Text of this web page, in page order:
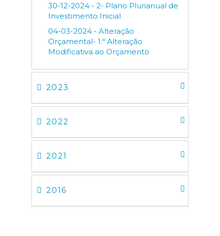
30-12-2024 - 2- Plano Plurianual de
Investimento Inicial
04-03-2024 - Alteração
Orçamental- 1.ª Alteração
Modificativa ao Orçamento
2023
2022
2021
2016